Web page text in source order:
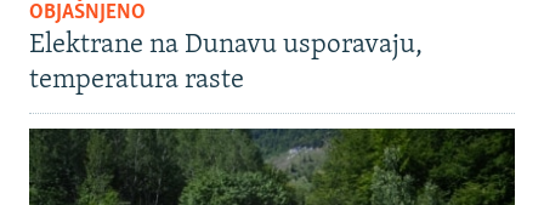
OBJAŠNJENO
Elektrane na Dunavu usporavaju,
temperatura raste